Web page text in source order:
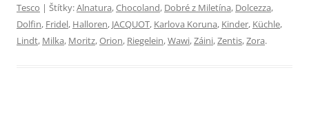
Tesco | Štítky:Alnatura,Chocoland, Dobré z Miletína, Dolcezza,
Dolfin, Fridel, Halloren, JACQUOT, Karlova Koruna, Kinder, Küchle,
Lindt, Milka, Moritz,Orion, Riegelein,Wawi,Záini,Zentis,Zora.